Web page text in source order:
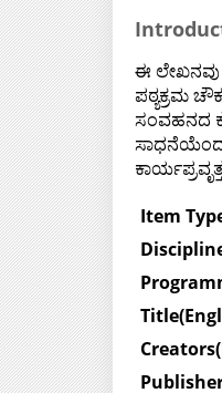
ಈ ಲೇಖನವು
ಪಠ್ಯಕ್ರಮ
ಸಂವಹನದ
ಸಾಧನೆಯೆಂದರೆ
Item